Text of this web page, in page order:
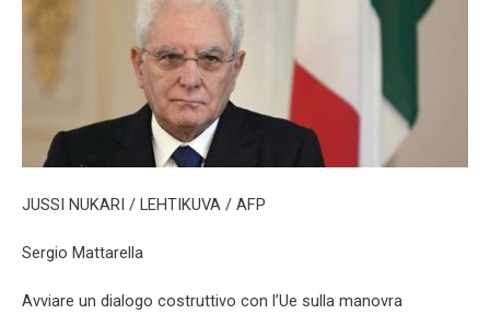
JUSSI NUKARI / LEHTIKUVA / AFP
Sergio Mattarella
Avviare un dialogo costruttivo con l’Ue sulla manovra